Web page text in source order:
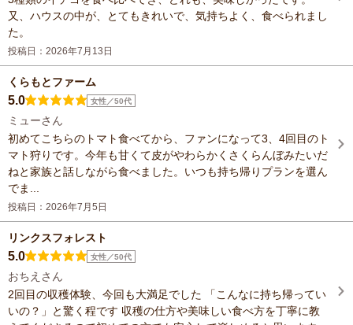
又、ハウスの中が、とてもきれいで、気持ちよく、食べられまし
た。
投稿日：2026年7月13日
くらもとファーム
5.0 女性／50代
ミューさん
初めてこちらのトマト食べてから、ファンになって3、4回目のト
マト狩りです。今年も甘くて皮がやわらかくさくらんぼみたいだ
ねと家族と話しながら食べました。いつも持ち帰りプランを選ん
でま...
投稿日：2026年7月5日
リンクスフォレスト
5.0 女性／50代
おちえさん
2回目の収穫体験、今回も大満足でした 「こんなに持ち帰ってい
いの？」と驚く程です 収穫の仕方や美味しい食べ方を丁寧に教